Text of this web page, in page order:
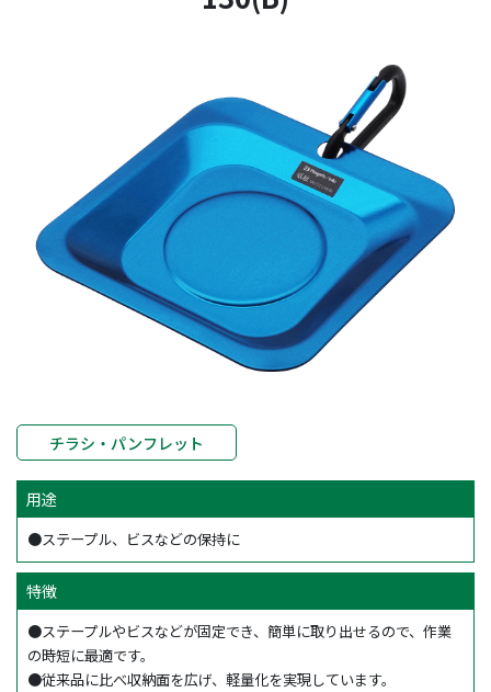
チラシ・パンフレット
用途
●ステープル、ビスなどの保持に
特徴
●ステープルやビスなどが固定でき、簡単に取り出せるので、作業
の時短に最適です。
●従来品に比べ収納面を広げ、軽量化を実現しています。